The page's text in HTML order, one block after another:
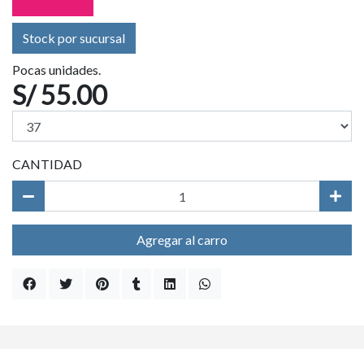
Stock por sucursal
Pocas unidades.
S/ 55.00
CANTIDAD
Agregar al carro